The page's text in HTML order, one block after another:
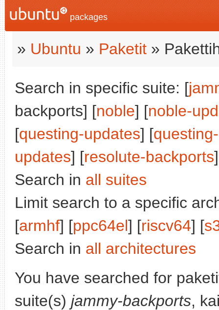
packages
» Ubuntu » Paketit »
Search in specific suite: [
backports] [noble] [noble-
[questing-updates] [
updates] [resolute-backports
Search in all suites
Limit search to a specific
[armhf] [ppc64el] [riscv64] [
Search in all architectures
You have searched for
suite(s) jammy-backports,